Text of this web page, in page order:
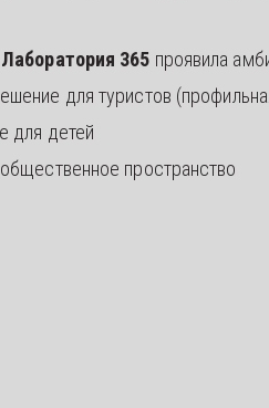
Лаборатория 365 проявила
для туристов
для детей
пространство